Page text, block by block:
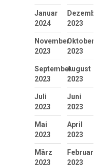
Januar
2024
2023
November
2023
Oktober
2023
September
2023
August
2023
Juli
2023
Juni
2023
Mai
2023
April
2023
März
2023
Februar
2023